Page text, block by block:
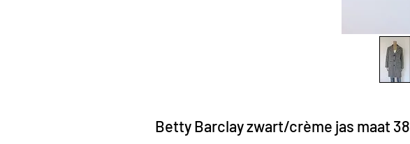
Betty Barclay zwart/crème jas maat 38